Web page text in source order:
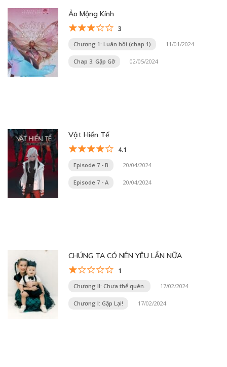
Ảo Mộng Kính
3
Chương 1: Luân hồi (chap 1) 11/01/2024
Chap 3: Gặp Gỡ 02/05/2024
Vật Hiến Tế
4.1
Episode 7 - B 20/04/2024
Episode 7 - A 20/04/2024
CHÚNG TA CÓ NÊN YÊU LẦN NỮA
1
Chương II: Chưa thể quên. 17/02/2024
Chương I: Gặp Lại! 17/02/2024